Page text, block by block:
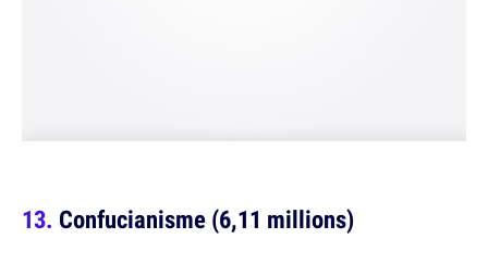
Confucianisme (6,11 millions)